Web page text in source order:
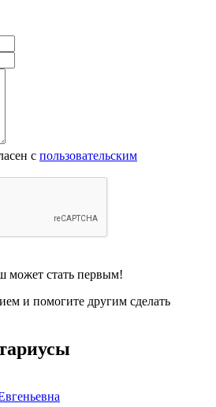
с пользовательским
может стать первым!
и помогите другим сделать